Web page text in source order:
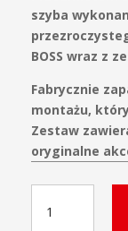
szyba
BOSS wraz z
Fabrycznie
montażu,
Zestaw
oryginalne
Oryginalna